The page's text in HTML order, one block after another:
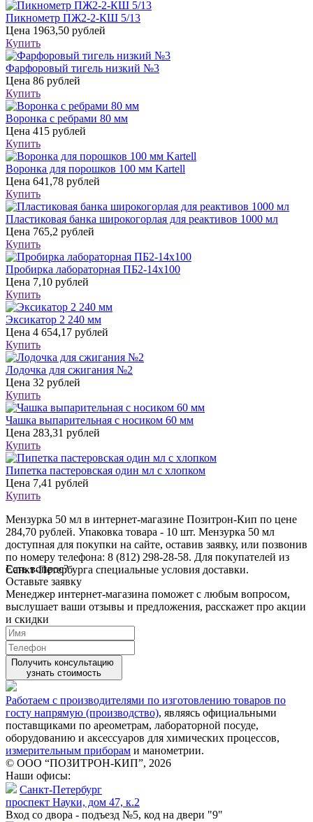
Пикнометр ПЖ2-2-КШ 5/13
Цена 1963,50 рублей
Купить
Фарфоровый тигель низкий №3
Цена 86 рублей
Купить
Воронка с ребрами 80 мм
Цена 415 рублей
Купить
Воронка для порошков 100 мм Kartell
Цена 641,78 рублей
Купить
Пластиковая банка широкогорлая для реактивов 1000 мл
Цена 765,2 рублей
Купить
Пробирка лабораторная ПБ2-14х100
Цена 7,10 рублей
Купить
Эксикатор 2 240 мм
Цена 4 654,17 рублей
Купить
Лодочка для сжигания №2
Цена 32 рублей
Купить
Чашка выпарительная с носиком 60 мм
Цена 283,31 рублей
Купить
Пипетка пастеровская один мл с хлопком
Цена 7,41 рублей
Купить
Мензурка 50 мл в интернет-магазине Позитрон-Кип по цене
284,70 рублей. Упаковка товара - 10 шт. Мензурка 50 мл
доступная для покупки на сайте, оставив заявку, или позвонив
по номеру телефона: 8 (812) 298-28-58. Для покупателей из
Санкт-Петербурга специальные условия доставки.
Есть вопрос?
Оставьте заявку
Менеджер интернет-магазина поможет с любым вопросом,
выслушает ваши отзывы и предложения, расскажет про акции
и скидки
Получить консультацию
узнать стоимость
Работаем с производителями по изготовлению товаров по
госту напрямую (производство), являясь официальными
поставщиками по ареометрам, лабораторной посуде,
оборудованию и аксессуаров для химических процессов,
измерительным приборам и манометрии.
© ООО “ПОЗИТРОН-КИП”, 2026
Наши офисы:
Санкт-Петербург
проспект Науки, дом 47, к.2
Вход со двора - подъезд №5, код на двери "9"